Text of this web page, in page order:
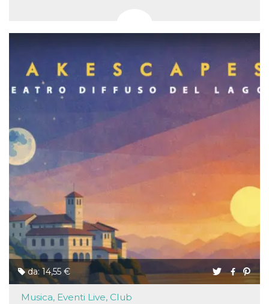
da: 14,55 €
Musica, Eventi Live, Club